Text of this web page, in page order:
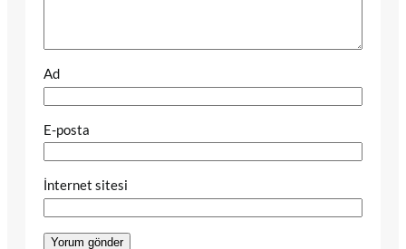
Ad
E-posta
İnternet sitesi